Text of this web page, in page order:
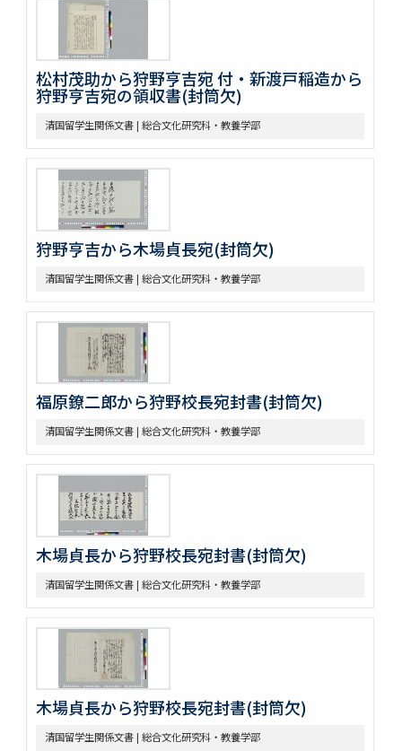
松村茂助から狩野亨吉宛 付・新渡戸稲造から
狩野亨吉宛の領収書(封筒欠)
清国留学生関係文書 | 総合文化研究科・教養学部
狩野亨吉から木場貞長宛(封筒欠)
清国留学生関係文書 | 総合文化研究科・教養学部
福原鐐二郎から狩野校長宛封書(封筒欠)
清国留学生関係文書 | 総合文化研究科・教養学部
木場貞長から狩野校長宛封書(封筒欠)
清国留学生関係文書 | 総合文化研究科・教養学部
木場貞長から狩野校長宛封書(封筒欠)
清国留学生関係文書 | 総合文化研究科・教養学部